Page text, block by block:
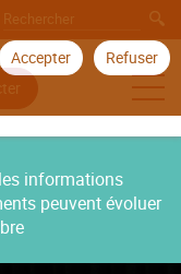
Accepter Refuser
informations
peuvent évoluer